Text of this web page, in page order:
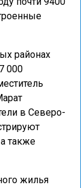
районах
000
в Северо-
также
жилья